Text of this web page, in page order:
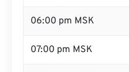
06:00 pm MSK
07:00 pm MSK